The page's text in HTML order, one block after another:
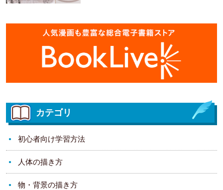
カテゴリ
初心者向け学習方法
人体の描き方
物・背景の描き方